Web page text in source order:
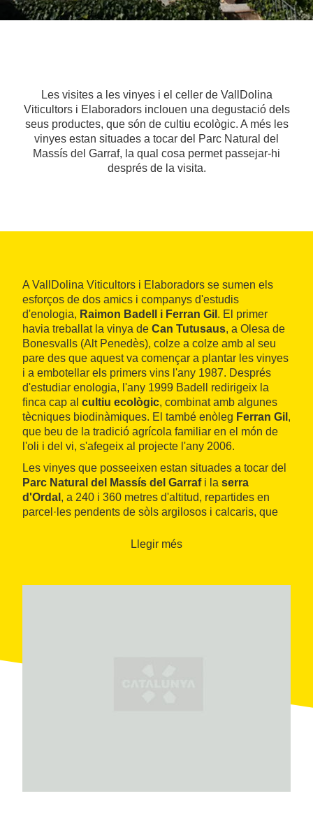
Les visites a les vinyes i el celler de VallDolina
Viticultors i Elaboradors inclouen una degustació dels
seus productes, que són de cultiu ecològic. A més les
vinyes estan situades a tocar del Parc Natural del
Massís del Garraf, la qual cosa permet passejar-hi
després de la visita.
A VallDolina Viticultors i Elaboradors se sumen els
esforços de dos amics i companys d'estudis
d'enologia, Raimon Badell i Ferran Gil . El primer
havia treballat la vinya de Can Tutusaus, a Olesa de
Bonesvalls (Alt Penedès), colze a colze amb al seu
pare des que aquest va començar a plantar les vinyes
i a embotellar els primers vins l'any 1987. Després
d'estudiar enologia, l'any 1999 Badell redirigeix la
finca cap al cultiu ecològic, combinat amb algunes
tècniques biodinàmiques. El també enòleg Ferran Gil ,
que beu de la tradició agrícola familiar en el món de
l'oli i del vi, s'afegeix al projecte l'any 2006.
Les vinyes que posseeixen estan situades a tocar del
Parc Natural del Massís del Garrafi la serra
d'Ordal , a 240 i 360 metres d'altitud, repartides en
parcel·les pendents de sòls argilosos i calcaris, que
3.500 litres per hectàrea
sauvignon i merlot).
Llegir més